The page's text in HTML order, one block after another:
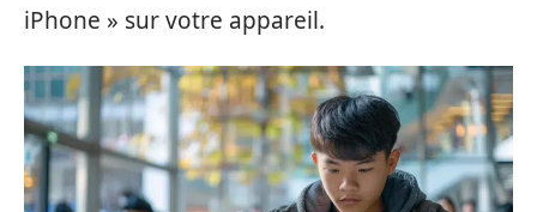
iPhone » sur votre appareil.